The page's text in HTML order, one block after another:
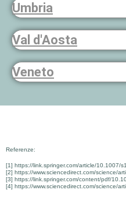
Umbria
Val d'Aosta
Veneto
Referenze:
[1] https://link.springer.com/article/10.1007/
[2] https://www.sciencedirect.com/science/
[3] https://link.springer.com/content/pdf/
[4] https://www.sciencedirect.com/science/